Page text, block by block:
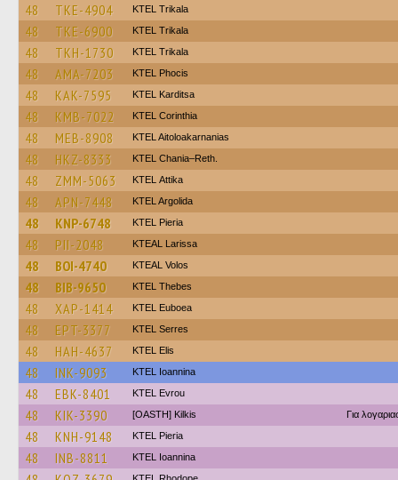
48 TKE-4904 ΚΤΕL Τrikala
48 TKE-6900 ΚΤΕL Τrikala
48 TKH-1730 ΚΤΕL Τrikala
48 AMA-7203 ΚΤΕL Phocis
48 KAK-7595 ΚΤΕL Karditsa
48 KMB-7022 KTEL Corinthia
48 MEB-8908 KTEL Aitoloakarnanias
48 HKZ-8333 KTEL Chania–Reth.
48 ZMM-5063 KΤΕL Αttika
48 APN-7448 KTEL Argolida
48 KNP-6748 KTEL Pieria
48 PII-2048 KTEAL Larissa
48 BOI-4740 KTEAL Volos
48 BIB-9650 KTEL Thebes
48 XAP-1414 ΚΤΕL Euboea
48 EPT-3377 KTEL Serres
48 HAH-4637 KTEL Elis
48 INK-9093 KTEL Ioannina
48 EBK-8401 KTEL Evrou
48 KIK-3390 [OASTH] Kilkis Για
48 KNH-9148 KTEL Pieria
48 INB-8811 KTEL Ioannina